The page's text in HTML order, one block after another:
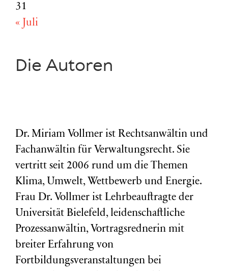
31
« Juli
Die Autoren
Dr. Miriam Vollmer ist Rechtsanwältin und
Fachanwältin für Verwaltungsrecht. Sie
vertritt seit 2006 rund um die Themen
Klima, Umwelt, Wettbewerb und Energie.
Frau Dr. Vollmer ist Lehrbeauftragte der
Universität Bielefeld, leidenschaftliche
Prozessanwältin, Vortragsrednerin mit
breiter Erfahrung von
Fortbildungsveranstaltungen bei